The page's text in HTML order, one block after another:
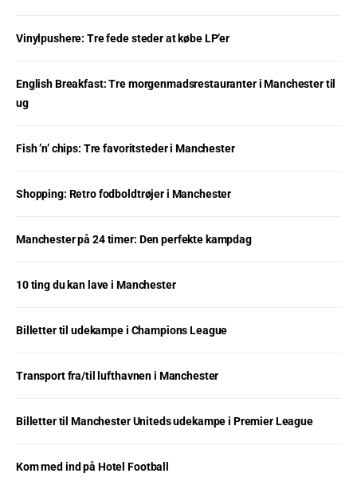
Vinylpushere: Tre fede steder at købe LP’er
English Breakfast: Tre morgenmadsrestauranter i Manchester til
ug
Fish ’n’ chips: Tre favoritsteder i Manchester
Shopping: Retro fodboldtrøjer i Manchester
Manchester på 24 timer: Den perfekte kampdag
10 ting du kan lave i Manchester
Billetter til udekampe i Champions League
Transport fra/til lufthavnen i Manchester
Billetter til Manchester Uniteds udekampe i Premier League
Kom med ind på Hotel Football